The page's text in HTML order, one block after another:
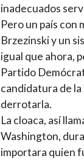
inadecuados
Pero un país con
Brzezinski y un
igual que ahora,
Partido
candidatura de
derrotarla.
La cloaca, así
Washington,
importara quien